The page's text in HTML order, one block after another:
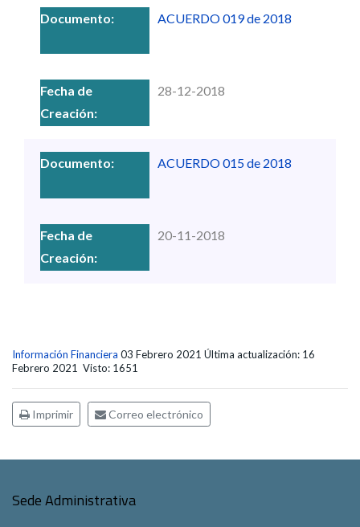
ACUERDO 019 de 2018
28-12-2018
ACUERDO 015 de 2018
20-11-2018
Información Financiera 03 Febrero 2021 Última actualización: 16
Febrero 2021 Visto: 1651
Imprimir Correo electrónico
Sede Administrativa